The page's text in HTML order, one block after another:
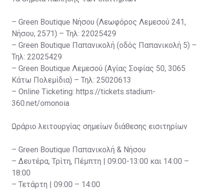
– Green Boutique Νήσου (Λεωφόρος Λεμεσού 241,
Νήσου, 2571) – Τηλ: 22025429
– Green Boutique Παπανικολή (οδός Παπανικολή 5) –
Τηλ: 22025429
– Green Boutique Λεμεσού (Αγίας Σοφίας 50, 3065
Κάτω Πολεμίδια) – Τηλ: 25020613
– Online Ticketing: https://tickets.stadium-
360.net/omonoia
Ωράριο λειτουργίας σημείων διάθεσης εισιτηρίων
– Green Boutique Παπανικολή & Νήσου
– Δευτέρα, Τρίτη, Πέμπτη | 09:00-13:00 και 14:00 –
18:00
– Τετάρτη | 09:00 – 14:00